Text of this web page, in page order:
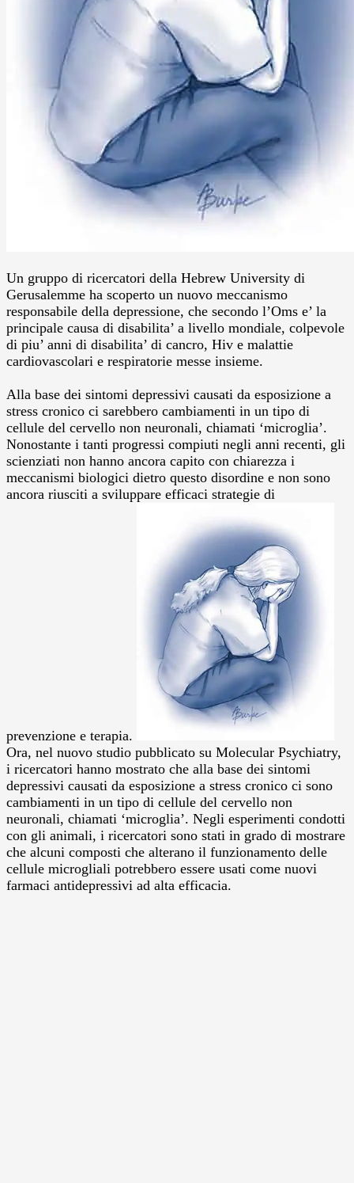
Un gruppo di ricercatori della Hebrew University di
Gerusalemme ha scoperto un nuovo meccanismo
responsabile della depressione, che secondo l’Oms e’ la
principale causa di disabilita’ a livello mondiale, colpevole
di piu’ anni di disabilita’ di cancro, Hiv e malattie
cardiovascolari e respiratorie messe insieme.
Alla base dei sintomi depressivi causati da esposizione a
stress cronico ci sarebbero cambiamenti in un tipo di
cellule del cervello non neuronali, chiamati ‘microglia’.
Nonostante i tanti progressi compiuti negli anni recenti, gli
scienziati non hanno ancora capito con chiarezza i
meccanismi biologici dietro questo disordine e non sono
ancora riusciti a sviluppare efficaci strategie di
prevenzione e terapia.
Ora, nel nuovo studio pubblicato su Molecular Psychiatry,
i ricercatori hanno mostrato che alla base dei sintomi
depressivi causati da esposizione a stress cronico ci sono
cambiamenti in un tipo di cellule del cervello non
neuronali, chiamati ‘microglia’. Negli esperimenti condotti
con gli animali, i ricercatori sono stati in grado di mostrare
che alcuni composti che alterano il funzionamento delle
cellule microgliali potrebbero essere usati come nuovi
farmaci antidepressivi ad alta efficacia.